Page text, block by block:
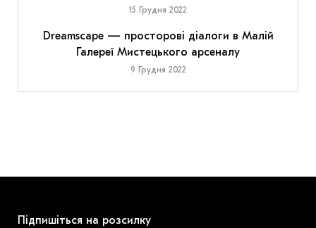
15 Грудня 2022
Dreamscape — просторові діалоги в Малій
Галереї Мистецького арсеналу
9 Грудня 2022
Підпишіться на розсилку